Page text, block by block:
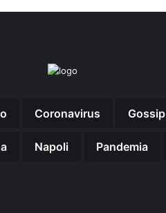
Coronavirus Gossip
Napoli Pandemia